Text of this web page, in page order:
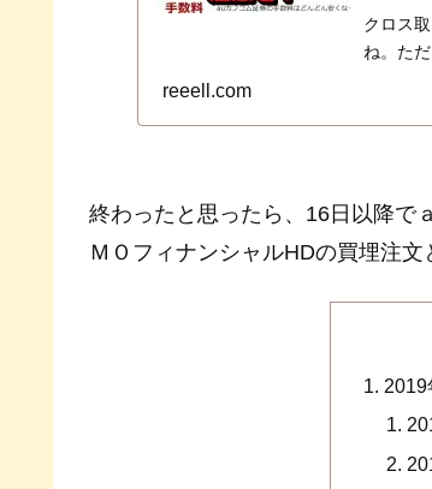
クロス
ね。た
現物と
reeell.com
終わったと思ったら、16日以降で
ＭＯフィナンシャルHDの買埋注